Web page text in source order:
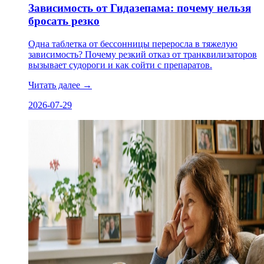
Зависимость от Гидазепама: почему нельзя
бросать резко
Одна таблетка от бессонницы переросла в тяжелую
зависимость? Почему резкий отказ от транквилизаторов
вызывает судороги и как сойти с препаратов.
Читать далее →
2026-07-29